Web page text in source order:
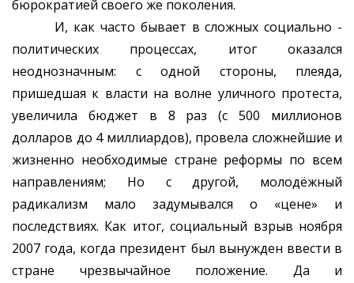
бюрократией своего же поколения.
И, как часто бывает в сложных социально -
политических процессах, итог оказался
неоднозначным: с одной стороны, плеяда,
пришедшая к власти на волне уличного протеста,
увеличила бюджет в 8 раз (с 500 миллионов
долларов до 4 миллиардов), провела сложнейшие и
жизненно необходимые стране реформы по всем
направлениям; Но с другой, молодёжный
радикализм мало задумывался о «цене» и
последствиях. Как итог, социальный взрыв ноября
2007 года, когда президент был вынужден ввести в
стране чрезвычайное положение. Да и